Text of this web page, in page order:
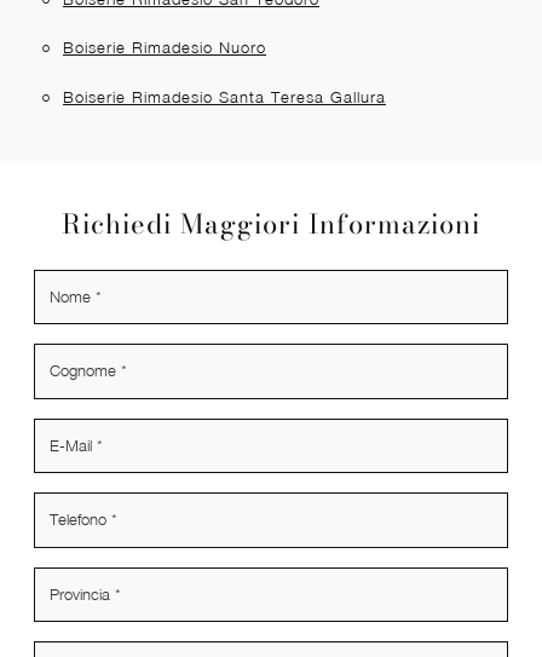
Boiserie Rimadesio Nuoro
Boiserie Rimadesio Santa Teresa Gallura
Richiedi Maggiori Informazioni